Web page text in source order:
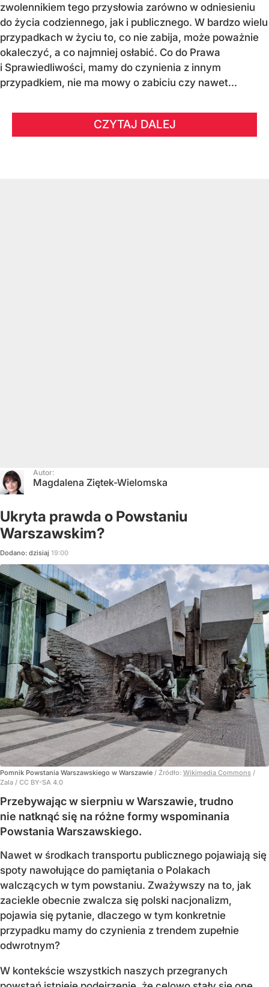
zwolennikiem tego przysłowia zarówno w odniesieniu
do życia codziennego, jak i publicznego. W bardzo wielu
przypadkach w życiu to, co nie zabija, może poważnie
okaleczyć, a co najmniej osłabić. Co do Prawa
i Sprawiedliwości, mamy do czynienia z innym
przypadkiem, nie ma mowy o zabiciu czy nawet...
CZYTAJ DALEJ
Autor:
Magdalena Ziętek-Wielomska
Ukryta prawda o Powstaniu
Warszawskim?
Dodano: dzisiaj 19:00
Pomnik Powstania Warszawskiego w Warszawie / Źródło: Wikimedia Commons /
Zala / CC BY-SA 4.0
Przebywając w sierpniu w Warszawie, trudno
nie natknąć się na różne formy wspominania
Powstania Warszawskiego.
Nawet w środkach transportu publicznego pojawiają się
spoty nawołujące do pamiętania o Polakach
walczących w tym powstaniu. Zważywszy na to, jak
zaciekle obecnie zwalcza się polski nacjonalizm,
pojawia się pytanie, dlaczego w tym konkretnie
przypadku mamy do czynienia z trendem zupełnie
odwrotnym?
W kontekście wszystkich naszych przegranych